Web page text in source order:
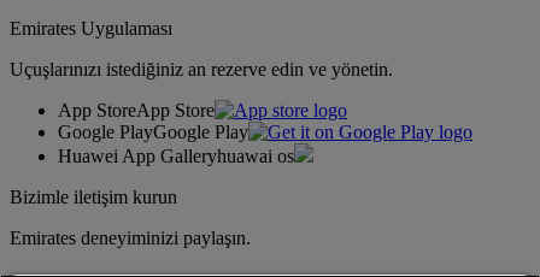
Emirates Uygulaması
Uçuşlarınızı istediğiniz an rezerve edin ve yönetin.
App StoreApp Store
Google PlayGoogle Play
Huawei App Galleryhuawai os
Bizimle iletişim kurun
Emirates deneyiminizi paylaşın.